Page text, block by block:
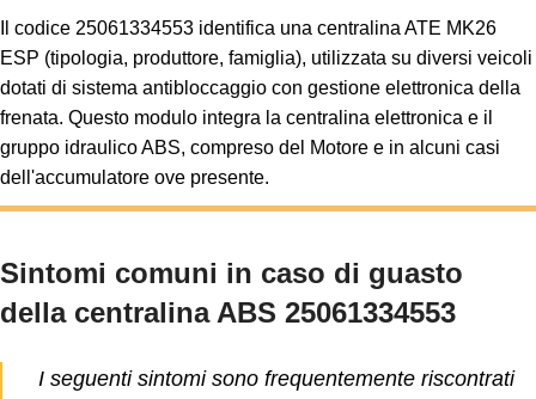
Il codice 25061334553 identifica una centralina ATE MK26
ESP (tipologia, produttore, famiglia), utilizzata su diversi veicoli
dotati di sistema antibloccaggio con gestione elettronica della
frenata. Questo modulo integra la centralina elettronica e il
gruppo idraulico ABS, compreso del Motore e in alcuni casi
dell'accumulatore ove presente.
Sintomi comuni in caso di guasto
della centralina ABS 25061334553
I seguenti sintomi sono frequentemente riscontrati